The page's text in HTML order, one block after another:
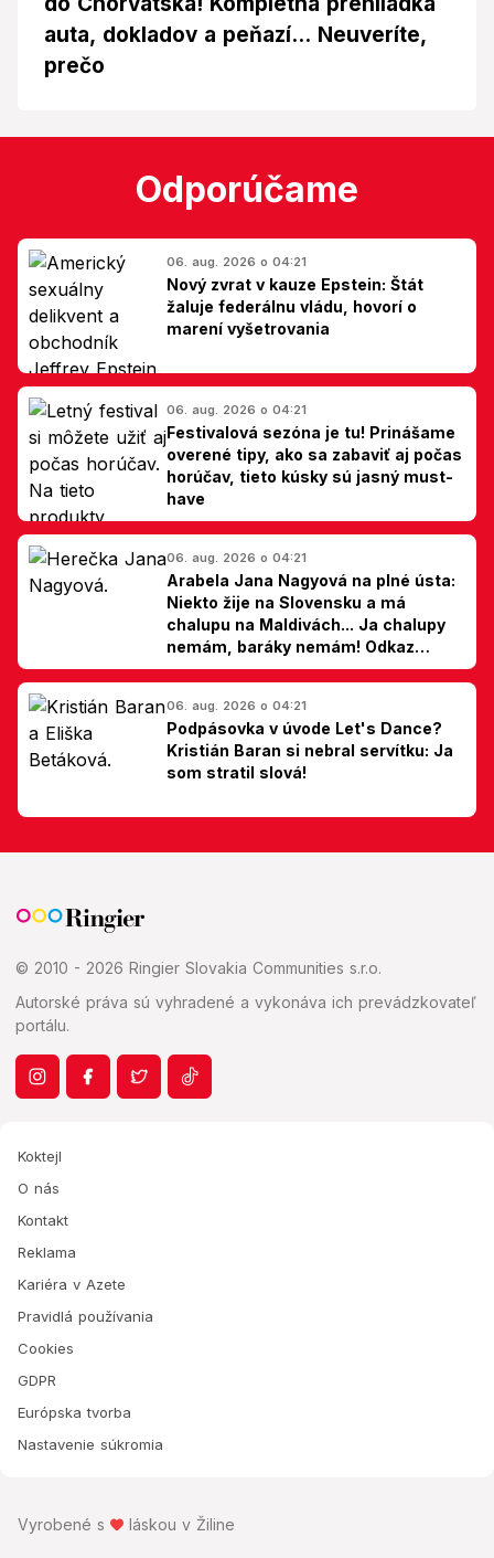
auta, dokladov a peňazí... Neuveríte,
prečo
Odporúčame
06. aug. 2026 o 04:21
Nový zvrat v kauze Epstein: Štát
žaluje federálnu vládu, hovorí o
marení vyšetrovania
06. aug. 2026 o 04:21
Festivalová sezóna je tu! Prinášame
overené tipy, ako sa zabaviť aj počas
horúčav, tieto kúsky sú jasný must-
have
06. aug. 2026 o 04:21
Arabela Jana Nagyová na plné ústa:
Niekto žije na Slovensku a má
chalupu na Maldivách... Ja chalupy
nemám, baráky nemám! Odkaz
Slovákom
06. aug. 2026 o 04:21
Podpásovka v úvode Let's Dance?
Kristián Baran si nebral servítku: Ja
som stratil slová!
© 2010 - 2026 Ringier Slovakia Communities s.r.o.
Autorské práva sú vyhradené a vykonáva ich prevádzkovateľ
portálu.
Koktejl
O nás
Kontakt
Reklama
Kariéra v Azete
Pravidlá používania
Cookies
GDPR
Európska tvorba
Nastavenie súkromia
Vyrobené s láskou v Žiline